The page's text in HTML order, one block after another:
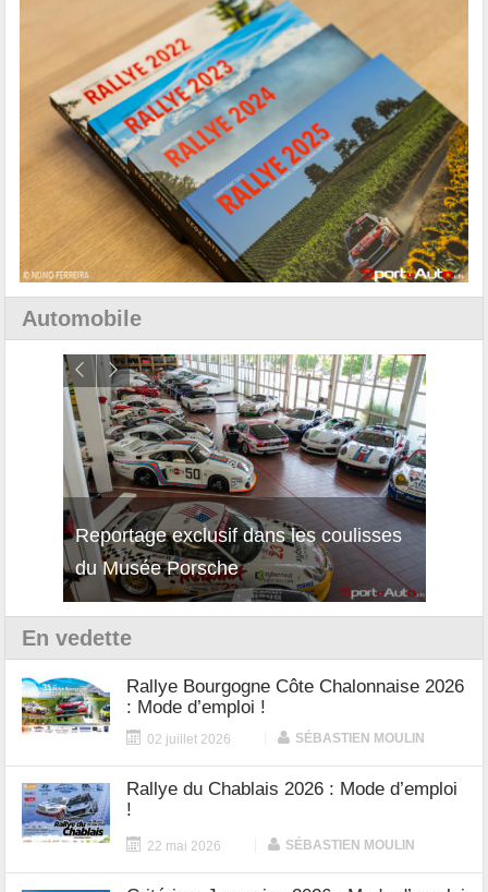
Automobile
Reportage exclusif dans les coulisses
du Musée Porsche
Découverte de la nouvelle Ferrari
12Cilindri Manuale
En vedette
Rallye Bourgogne Côte Chalonnaise 2026
: Mode d’emploi !
02 juillet 2026 SÉBASTIEN MOULIN
Rallye du Chablais 2026 : Mode d’emploi
!
22 mai 2026 SÉBASTIEN MOULIN